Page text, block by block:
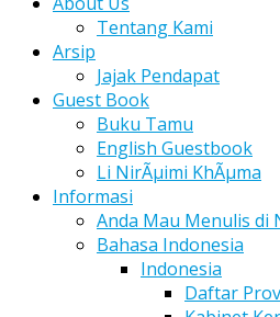
Tentang Kami
Arsip
Jajak Pendapat
Guest Book
Buku Tamu
English Guestbook
Li NirÃµimi KhÃµma
Informasi
Anda Mau Menulis di
Bahasa Indonesia
Indonesia
Daftar